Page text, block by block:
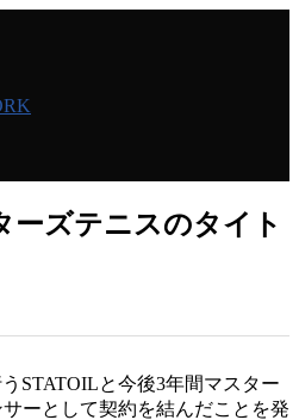
ーズテニスのタイト
STATOILと今後3年間マスター
ーとして契約を結んだことを発